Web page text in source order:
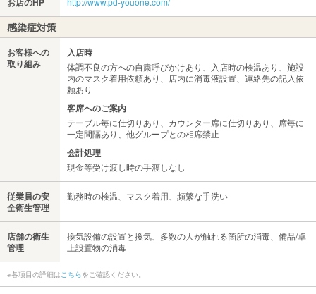
感染症対策
お客様への
取り組み
入店時
体調不良の方への自粛呼びかけあり、入店時の検温あり、施設
内のマスク着用依頼あり、店内に消毒液設置、連絡先の記入依
頼あり
客席へのご案内
テーブル毎に仕切りあり、カウンター席に仕切りあり、席毎に
一定間隔あり、他グループとの相席禁止
会計処理
現金等受け渡し時の手渡しなし
従業員の安
全衛生管理
勤務時の検温、マスク着用、頻繁な手洗い
店舗の衛生
管理
換気設備の設置と換気、多数の人が触れる箇所の消毒、備品/卓
上設置物の消毒
※各項目の詳細はこちらをご確認ください。